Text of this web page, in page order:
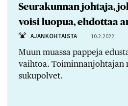
Seurakunnan johtaja,
voisi luopua, ehdottaa
AJANKOHTAISTA 10.2.2022
Muun muassa pappeja
vaihtoa. Toiminnanjohtajan
sukupolvet.